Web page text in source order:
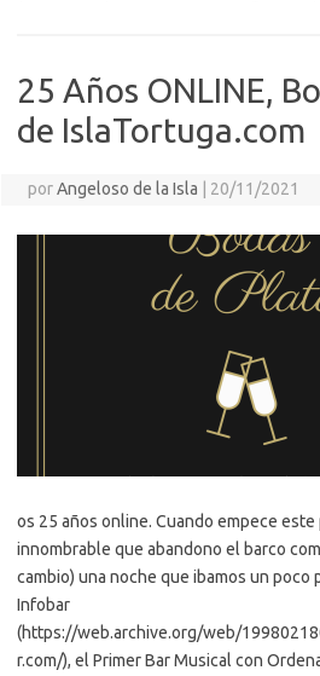
25 Años ONLINE,
de IslaTortuga.com
porAngeloso de la Isla 20/11/2021
os 25 años online. Cuando empece
innombrable que abandono el barco
cambio) una noche que ibamos un poco
Infobar
(https://web.archive.org/web/
r.com/), el Primer Bar Musical con